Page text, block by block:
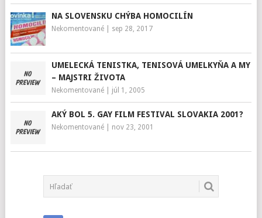
NA SLOVENSKU CHÝBA HOMOCILÍN
Nekomentované| sep 28, 2017
UMELECKÁ TENISTKA, TENISOVÁ UMELKYŇA A MY
– MAJSTRI ŽIVOTA
Nekomentované| júl 1, 2005
AKÝ BOL 5. GAY FILM FESTIVAL SLOVAKIA 2001?
Nekomentované| nov 23, 2001